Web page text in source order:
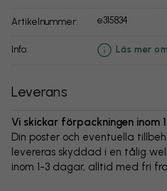
Artikelnummer: e315834
info: Läs mer
Leverans
Vi skickar förpackningen inom
Din poster och eventuella
levereras skyddad i en tålig
inom 1-3 dagar, alltid med fri